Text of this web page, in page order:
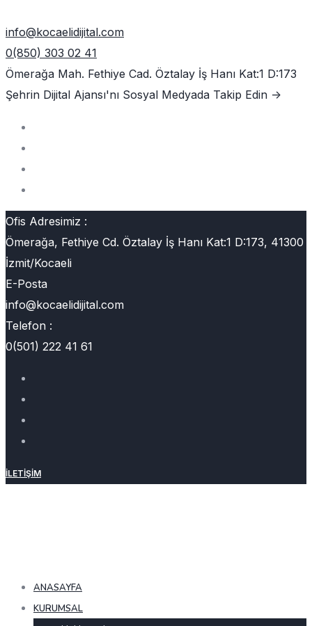
info@kocaelidijital.com
0(850) 303 02 41
Ömerağa Mah. Fethiye Cad. Öztalay İş Hanı Kat:1 D:173
Şehrin Dijital Ajansı'nı Sosyal Medyada Takip Edin ->
Ofis Adresimiz :
Ömerağa, Fethiye Cd. Öztalay İş Hanı Kat:1 D:173, 41300
İzmit/Kocaeli
E-Posta
info@kocaelidijital.com
Telefon :
0(501) 222 41 61
İLETIŞIM
ANASAYFA
KURUMSAL